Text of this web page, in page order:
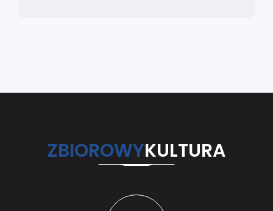
ZBIOROWYKULTURA